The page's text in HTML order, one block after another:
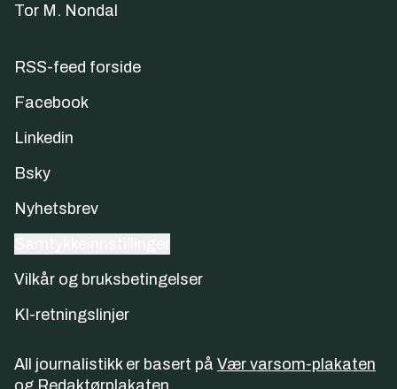
Tor M. Nondal
RSS-feed forside
Facebook
Linkedin
Bsky
Nyhetsbrev
Vilkår og bruksbetingelser
KI-retningslinjer
All journalistikk er basert på Vær varsom-plakaten
og Redaktørplakaten